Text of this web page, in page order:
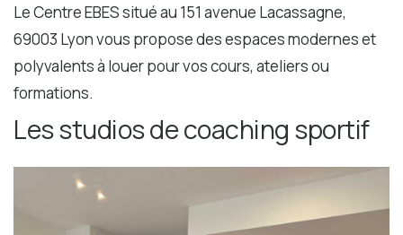
Le Centre EBES situé au 151 avenue Lacassagne,
69003 Lyon vous propose des espaces modernes et
polyvalents à louer pour vos cours, ateliers ou
formations.
Les studios de coaching sportif